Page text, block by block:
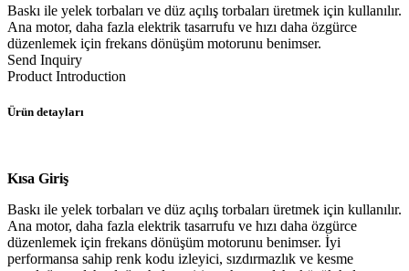
Baskı ile yelek torbaları ve düz açılış torbaları üretmek için kullanılır.
Ana motor, daha fazla elektrik tasarrufu ve hızı daha özgürce
düzenlemek için frekans dönüşüm motorunu benimser.
Send Inquiry
Product Introduction
Ürün detayları
Kısa Giriş
Baskı ile yelek torbaları ve düz açılış torbaları üretmek için kullanılır.
Ana motor, daha fazla elektrik tasarrufu ve hızı daha özgürce
düzenlemek için frekans dönüşüm motorunu benimser. İyi
performansa sahip renk kodu izleyici, sızdırmazlık ve kesme